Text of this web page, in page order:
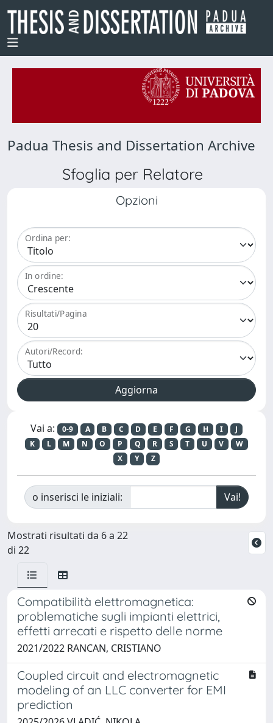
Padua Thesis and Dissertation Archive
Sfoglia per Relatore
Opzioni
Ordina per:
In ordine:
Risultati/Pagina
Autori/Record:
Vai a: 0-9 A B C D E F G H I
J
K
L M N O P Q R S T U V
W
X
Y Z
o inserisci le iniziali:
Mostrati risultati da 6 a 22
di 22
Compatibilità elettromagnetica:
problematiche sugli impianti elettrici,
effetti arrecati e rispetto delle norme
2021/2022 RANCAN, CRISTIANO
Coupled circuit and electromagnetic
modeling of an LLC converter for EMI
prediction